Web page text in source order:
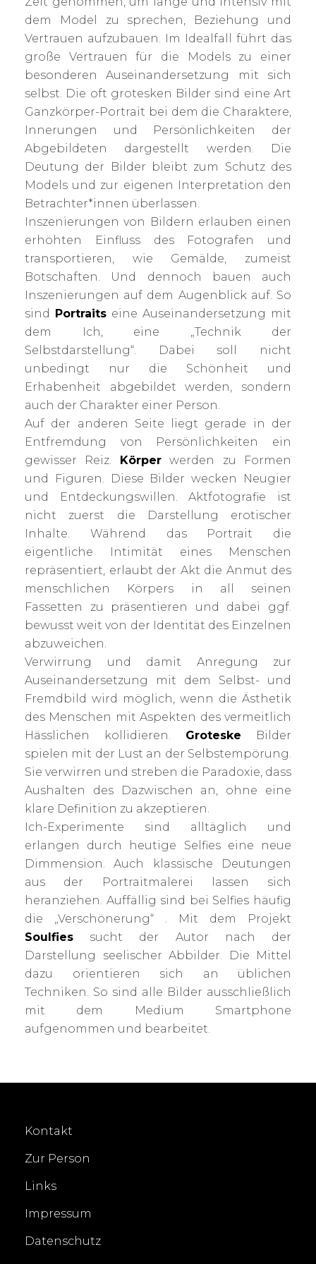
dem Model zu sprechen, Beziehung und
Vertrauen aufzubauen. Im Idealfall führt das
große Vertrauen für die Models zu einer
besonderen Auseinandersetzung mit sich
selbst. Die oft grotesken Bilder sind eine Art
Ganzkörper-Portrait bei dem die Charaktere,
Innerungen und Persönlichkeiten der
Abgebildeten dargestellt werden.
Die
Deutung der Bilder bleibt zum Schutz des
Models und zur eigenen Interpretation den
Betrachter*innen überlassen.
Inszenierungen von Bildern erlauben einen
erhöhten Einfluss des Fotografen und
transportieren, wie Gemälde, zumeist
Botschaften. Und dennoch bauen auch
Inszenierungen auf dem Augenblick auf. So
sind Portraits eine Auseinandersetzung mit
dem Ich, eine „Technik der
Selbstdarstellung“. Dabei soll nicht
unbedingt nur die Schönheit und
Erhabenheit abgebildet werden, sondern
auch der Charakter einer Person.
Auf der anderen Seite liegt gerade in der
Entfremdung von Persönlichkeiten ein
gewisser Reiz. Körperwerden zu Formen
und Figuren. Diese Bilder wecken Neugier
und Entdeckungswillen. Aktfotografie ist
nicht zuerst die Darstellung erotischer
Inhalte. Während das Portrait die
eigentliche Intimität eines Menschen
repräsentiert, erlaubt der Akt die Anmut des
menschlichen Körpers in all seinen
Fassetten zu präsentieren und dabei ggf.
bewusst weit von der Identität des Einzelnen
abzuweichen.
Verwirrung und damit Anregung zur
Auseinandersetzung mit dem Selbst- und
Fremdbild wird möglich, wenn die Ästhetik
des Menschen mit Aspekten des vermeitlich
Hässlichen kollidieren. Groteske Bilder
spielen mit der Lust an der Selbstempörung.
Sie verwirren und streben die Paradoxie, dass
Aushalten des Dazwischen an, ohne eine
klare Definition zu akzeptieren.
Ich-Experimente sind alltäglich und
erlangen durch heutige Selfies eine neue
Dimmension. Auch klassische Deutungen
aus der Portraitmalerei lassen sich
heranziehen. Auffällig sind bei Selfies häufig
die „Verschönerung“ . Mit dem Projekt
Soulfies sucht der Autor nach der
Darstellung seelischer Abbilder. Die Mittel
dazu orientieren sich an üblichen
Techniken. So sind alle Bilder ausschließlich
mit dem Medium Smartphone
aufgenommen und bearbeitet.
Kontakt
Zur Person
Links
Impressum
Datenschutz